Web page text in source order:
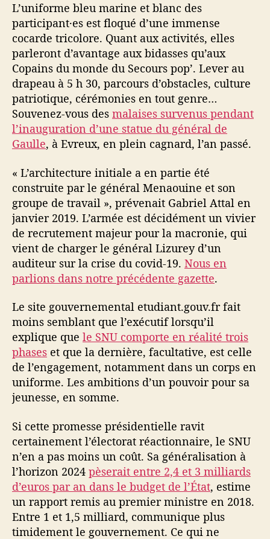
L’uniforme bleu marine et blanc des
participant·es est floqué d’une immense
cocarde tricolore. Quant aux activités, elles
parleront d’avantage aux bidasses qu’aux
Copains du monde du Secours pop’. Lever au
drapeau à 5 h 30, parcours d’obstacles, culture
patriotique, cérémonies en tout genre…
Souvenez-vous des malaises survenus pendant
l’inauguration d’une statue du général de
Gaulle, à Evreux, en plein cagnard, l’an passé.
« L’architecture initiale a en partie été
construite par le général Menaouine et son
groupe de travail », prévenait Gabriel Attal en
janvier 2019. L’armée est décidément un vivier
de recrutement majeur pour la macronie, qui
vient de charger le général Lizurey d’un
auditeur sur la crise du covid-19. Nous en
parlions dans notre précédente gazette.
Le site gouvernemental etudiant.gouv.fr fait
moins semblant que l’exécutif lorsqu’il
explique que le SNU comporte en réalité trois
phases et que la dernière, facultative, est celle
de l’engagement, notamment dans un corps en
uniforme. Les ambitions d’un pouvoir pour sa
jeunesse, en somme.
Si cette promesse présidentielle ravit
certainement l’électorat réactionnaire, le SNU
n’en a pas moins un coût. Sa généralisation à
l’horizon 2024 pèserait entre 2,4 et 3 milliards
d’euros par an dans le budget de l’État, estime
un rapport remis au premier ministre en 2018.
Entre 1 et 1,5 milliard, communique plus
timidement le gouvernement. Ce qui ne